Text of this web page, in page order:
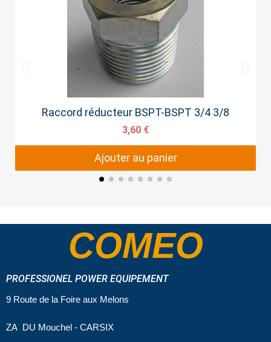
Aperçu rapide
Raccord réducteur BSPT-BSPT 3/4 3/8
3,60 €
Ajouter au panier
COMEO
PROFESSIONEL POWER EQUIPEMENT
9 Route de la Foire aux Melons
ZA DU Mouchel - CARSIX